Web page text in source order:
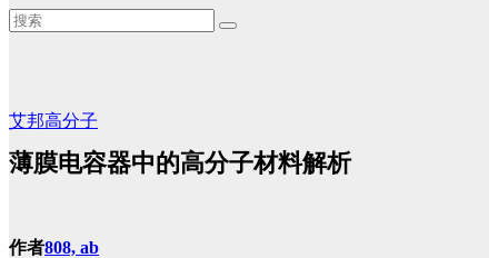
艾邦高分子
薄膜电容器中的高分子材料解析
作者808, ab